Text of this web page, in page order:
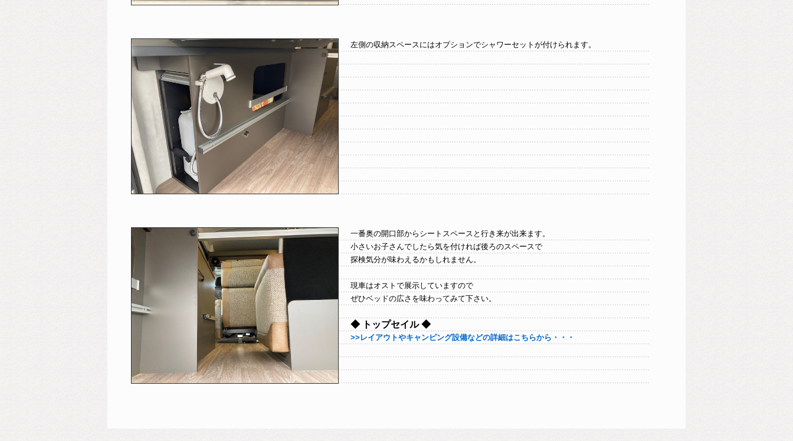
左側の収納スペースにはオプションでシャワーセットが付けられます。
一番奥の開口部からシートスペースと行き来が出来ます。
小さいお子さんでしたら気を付ければ後ろのスペースで
探検気分が味わえるかもしれません。
現車はオストで展示していますので
ぜひベッドの広さを味わってみて下さい。
◆ トップセイル ◆
>>レイアウトやキャンピング設備などの詳細はこちらから・・・